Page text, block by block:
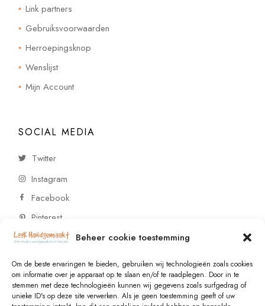
Beheer cookie toestemming
Om de beste ervaringen te bieden, gebruiken wij technologieën zoals cookies
om informatie over je apparaat op te slaan en/of te raadplegen. Door in te
stemmen met deze technologieën kunnen wij gegevens zoals surfgedrag of
unieke ID's op deze site verwerken. Als je geen toestemming geeft of uw
Link partners
Gebruiksvoorwaarden
Herroepingsknop
Wenslijst
Mijn Account
SOCIAL MEDIA
Twitter
Instagram
Facebook
Pinterest
CONTACT
Vragen of wensen? Neem contact op!